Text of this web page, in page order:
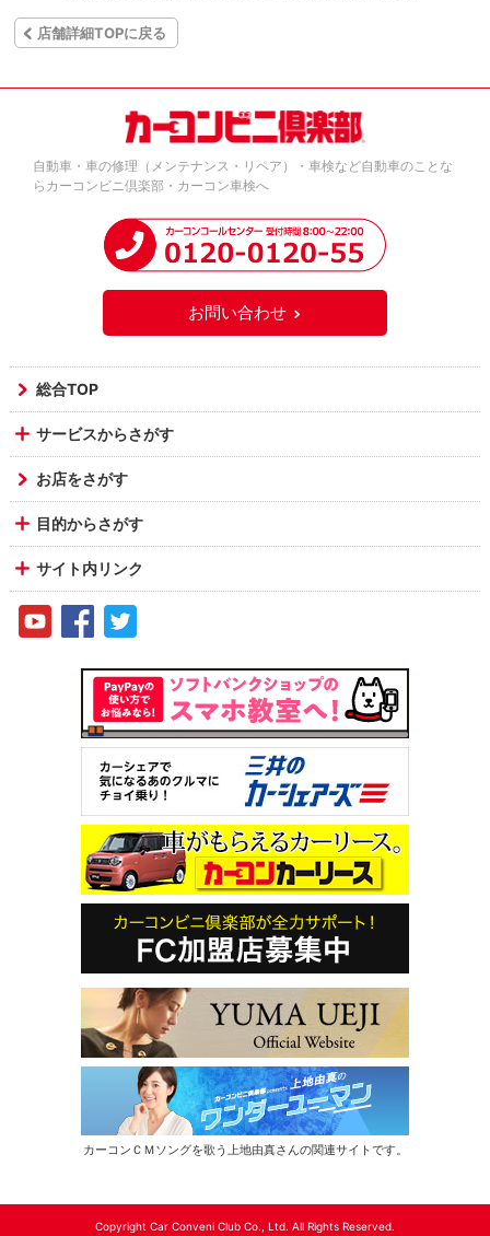
店舗詳細TOPに戻る
自動車・車の修理（メンテナンス・リペア）・車検など自動車のことな
らカーコンビニ倶楽部・カーコン車検へ
お問い合わせ
総合TOP
サービスからさがす
お店をさがす
目的からさがす
サイト内リンク
カーコンＣＭソングを歌う上地由真さんの関連サイトです。
Copyright Car Conveni Club Co., Ltd. All Rights Reserved.